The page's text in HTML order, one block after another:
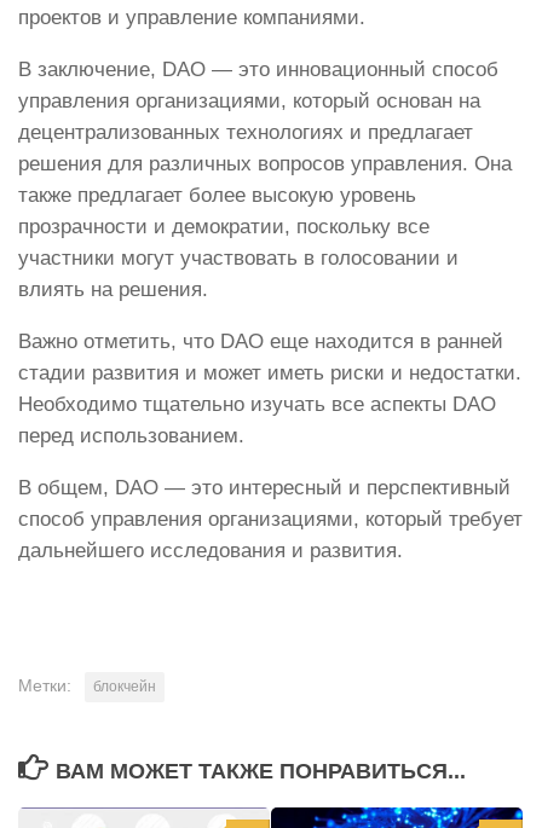
проектов и управление компаниями.
В заключение, DAO — это инновационный способ
управления организациями, который основан на
децентрализованных технологиях и предлагает
решения для различных вопросов управления. Она
также предлагает более высокую уровень
прозрачности и демократии, поскольку все
участники могут участвовать в голосовании и
влиять на решения.
Важно отметить, что DAO еще находится в ранней
стадии развития и может иметь риски и недостатки.
Необходимо тщательно изучать все аспекты DAO
перед использованием.
В общем, DAO — это интересный и перспективный
способ управления организациями, который требует
дальнейшего исследования и развития.
Метки: блокчейн
ВАМ МОЖЕТ ТАКЖЕ ПОНРАВИТЬСЯ...